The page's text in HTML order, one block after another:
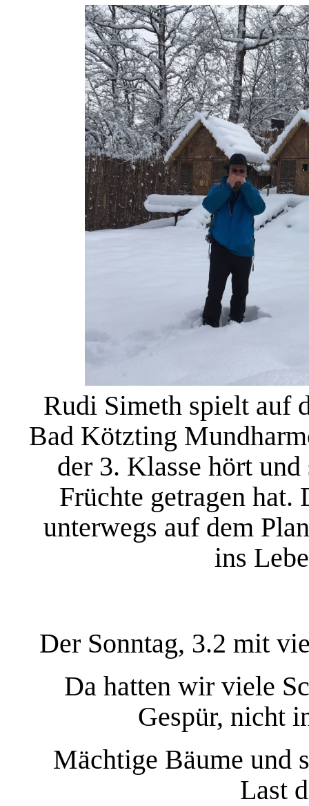
Rudi Simeth spielt auf
Bad Kötzting
der 3. Klasse hört
Früchte getragen hat.
unterwegs auf dem
ins
Der Sonntag, 3.2 mit
Da hatten wir viele
Gespür, nicht
Mächtige Bäume und
Last